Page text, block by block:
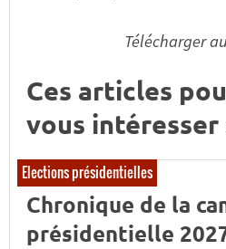
Télécharger
Ces articles
vous intéresser
Elections présidentielles
Chronique de la
présidentielle